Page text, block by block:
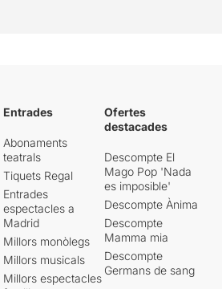
Entrades
Abonaments
teatrals
Tiquets Regal
Entrades
espectacles a
Madrid
Millors monòlegs
Millors musicals
Millors espectacles
Ofertes
destacades
Descompte El
Mago Pop 'Nada
es imposible'
Descompte Ànima
Descompte
Mamma mia
Descompte
Germans de sang